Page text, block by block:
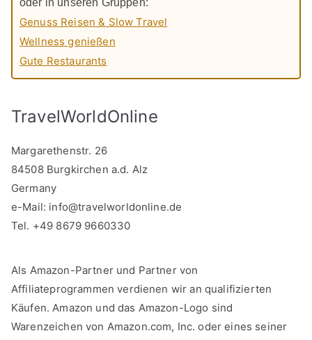
oder in unseren Gruppen:
Genuss Reisen & Slow Travel
Wellness genießen
Gute Restaurants
TravelWorldOnline
Margarethenstr. 26
84508 Burgkirchen a.d. Alz
Germany
e-Mail: info@travelworldonline.de
Tel. +49 8679 9660330
Als Amazon-Partner und Partner von
Affiliateprogrammen verdienen wir an qualifizierten
Käufen. Amazon und das Amazon-Logo sind
Warenzeichen von Amazon.com, Inc. oder eines seiner